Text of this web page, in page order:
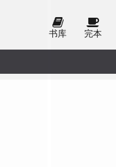
书库 完本